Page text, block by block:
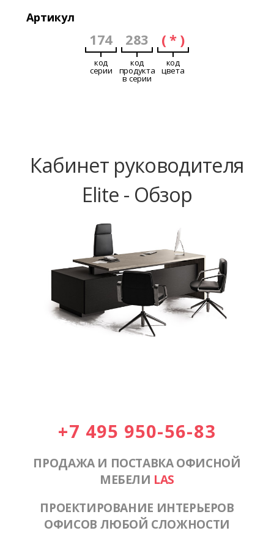
Артикул
174
код
серии
283
код
продукта
в серии
( * )
код
цвета
Кабинет руководителя
Elite - Обзор
+7 495 950-56-83
ПРОДАЖА И ПОСТАВКА ОФИСНОЙ
МЕБЕЛИ LAS
ПРОЕКТИРОВАНИЕ ИНТЕРЬЕРОВ
ОФИСОВ ЛЮБОЙ СЛОЖНОСТИ